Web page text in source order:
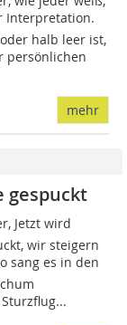
Interpretation.
halb leer ist,
persönlichen
mehr
gespuckt
Jetzt wird
wir steigern
sang es in den